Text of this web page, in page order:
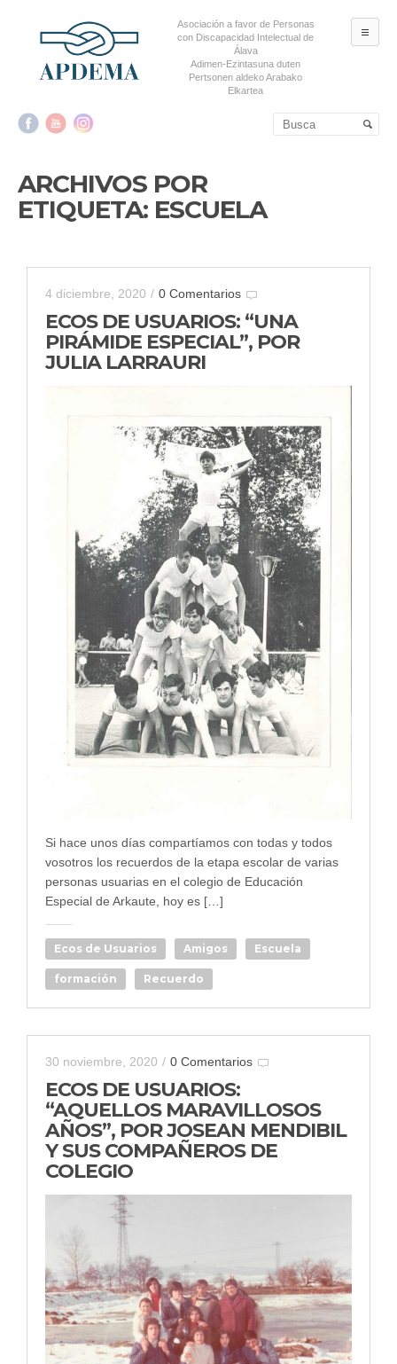
Asociación a favor de Personas
con Discapacidad Intelectual de
Álava
Adimen-Ezintasuna duten
Pertsonen aldeko Arabako
Elkartea
secundario
ARCHIVOS POR
ETIQUETA: ESCUELA
4 diciembre, 2020 / 0 Comentarios
ECOS DE USUARIOS: “UNA
PIRÁMIDE ESPECIAL”, POR
JULIA LARRAURI
Si hace unos días compartíamos con todas y todos
vosotros los recuerdos de la etapa escolar de varias
personas usuarias en el colegio de Educación
Especial de Arkaute, hoy es […]
Ecos de Usuarios Amigos Escuela
formación Recuerdo
30 noviembre, 2020 / 0 Comentarios
ECOS DE USUARIOS:
“AQUELLOS MARAVILLOSOS
AÑOS”, POR JOSEAN MENDIBIL
Y SUS COMPAÑEROS DE
COLEGIO